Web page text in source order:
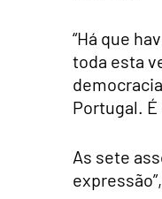
“Há que
toda esta
Portugal.
As sete